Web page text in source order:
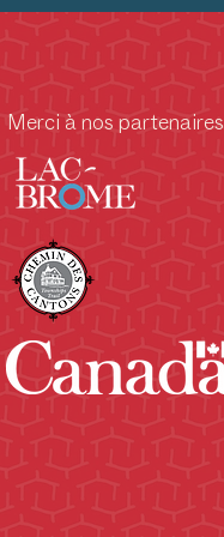
Decanter
Merci à nos partenaires